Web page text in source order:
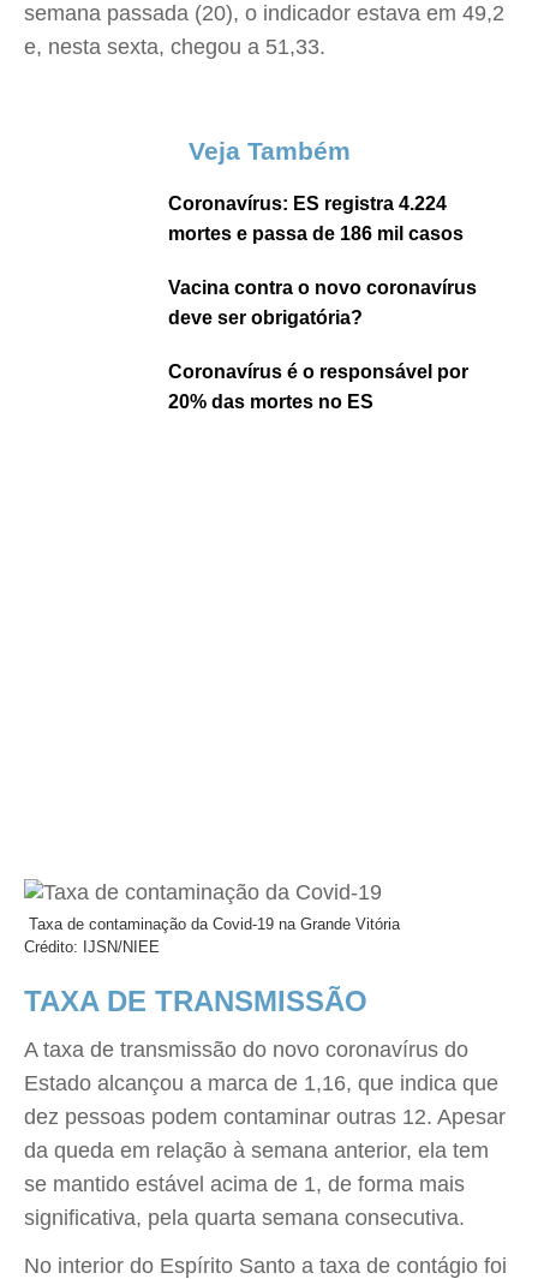
semana passada (20), o indicador estava em 49,2
e, nesta sexta, chegou a 51,33.
Veja Também
Coronavírus: ES registra 4.224
mortes e passa de 186 mil casos
Vacina contra o novo coronavírus
deve ser obrigatória?
Coronavírus é o responsável por
20% das mortes no ES
Taxa de contaminação da Covid-19 na Grande Vitória
Crédito: IJSN/NIEE
TAXA DE TRANSMISSÃO
A taxa de transmissão do novo coronavírus do
Estado alcançou a marca de 1,16, que indica que
dez pessoas podem contaminar outras 12. Apesar
da queda em relação à semana anterior, ela tem
se mantido estável acima de 1, de forma mais
significativa, pela quarta semana consecutiva.
No interior do Espírito Santo a taxa de contágio foi